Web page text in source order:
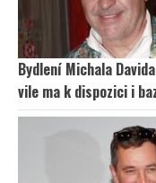
Bydlení Michala
vile ma k dispozici i